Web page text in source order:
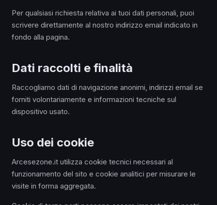
Per qualsiasi richiesta relativa ai tuoi dati personali, puoi
scrivere direttamente al nostro indirizzo email indicato in
fondo alla pagina.
Dati raccolti e finalità
Raccogliamo dati di navigazione anonimi, indirizzi email se
forniti volontariamente e informazioni tecniche sul
dispositivo usato.
Uso dei cookie
Arcesezone.it utilizza cookie tecnici necessari al
funzionamento del sito e cookie analitici per misurare le
visite in forma aggregata.